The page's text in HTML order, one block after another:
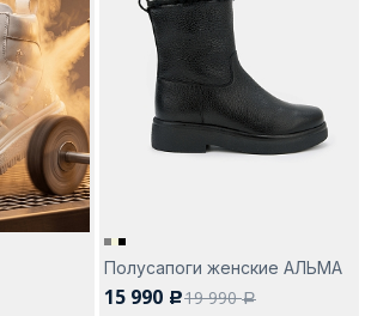
Полусапоги женские АЛЬМА
15 990 c19 990a